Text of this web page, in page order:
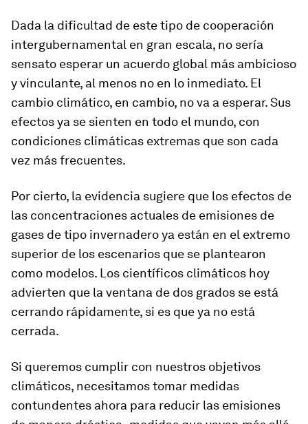
Dada la dificultad de este tipo de cooperación
intergubernamental en gran escala, no sería
sensato esperar un acuerdo global más ambicioso
y vinculante, al menos no en lo inmediato. El
cambio climático, en cambio, no va a esperar. Sus
efectos ya se sienten en todo el mundo, con
condiciones climáticas extremas que son cada
vez más frecuentes.
Por cierto, la evidencia sugiere que los efectos de
las concentraciones actuales de emisiones de
gases de tipo invernadero ya están en el extremo
superior de los escenarios que se plantearon
como modelos. Los científicos climáticos hoy
advierten que la ventana de dos grados se está
cerrando rápidamente, si es que ya no está
cerrada.
Si queremos cumplir con nuestros objetivos
climáticos, necesitamos tomar medidas
contundentes ahora para reducir las emisiones